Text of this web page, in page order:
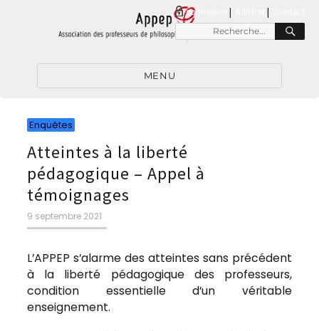
connexion |
Recherche
pour
MENU
Enquêtes
Atteintes à la liberté
pédagogique – Appel à
témoignages
Publié
le
9 septembre 2021
L’APPEP s’alarme des atteintes sans précédent
à la liberté pédagogique des professeurs,
condition essentielle d’un véritable
enseignement.